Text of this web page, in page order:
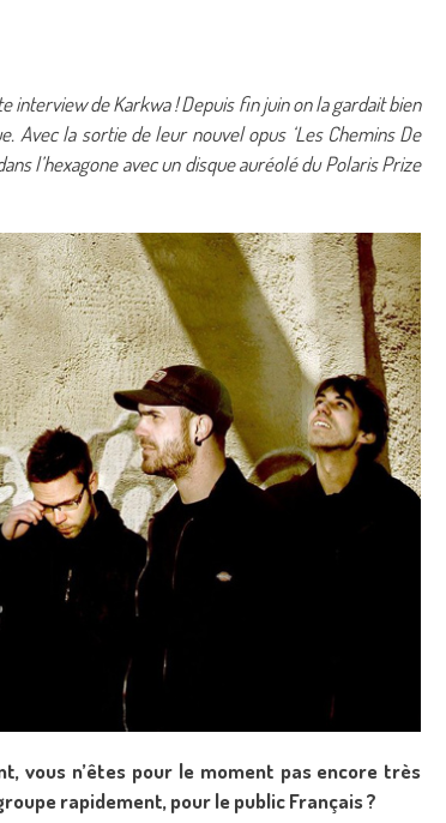
interview de Karkwa ! Depuis fin juin on la gardait bien
Avec la sortie de leur nouvel opus ‘Les Chemins De
l’hexagone avec un disque auréolé du Polaris Prize
vous n’êtes pour le moment pas encore très
rapidement, pour le public Français ?